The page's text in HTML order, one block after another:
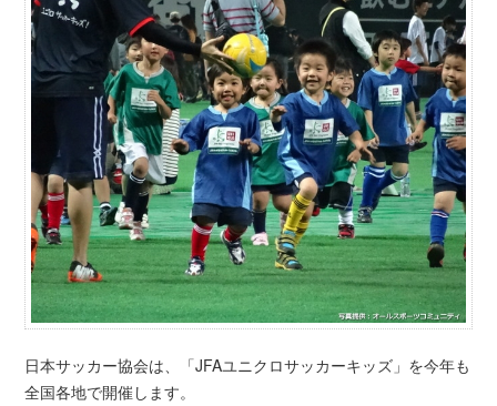
日本サッカー協会は、「JFAユニクロサッカーキッズ」を今年も
全国各地で開催します。